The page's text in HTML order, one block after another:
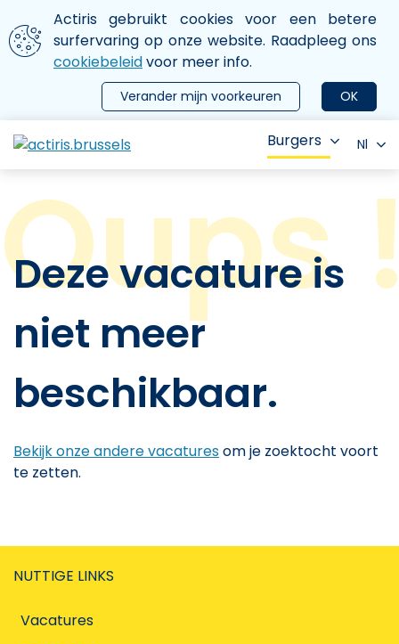
Aller au contenu principal
We gebruiken cookies
Actiris gebruikt cookies voor een betere
surfervaring op onze website. Raadpleeg ons
cookiebeleidvoor meer info.
OK
Verander mijn voorkeuren
le menu
Burgers Nl
Deze vacature is
niet meer
beschikbaar.
Bekijk onze andere vacaturesom je zoektocht voort
te zetten.
NUTTIGE LINKS
Vacatures